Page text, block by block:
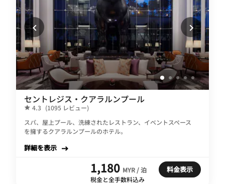
セントレジス・クアラルンプール
4.3 (1095 レビュー)
スパ、屋上プール、洗練されたレストラン、イベントスペース
を擁するクアラルンプールのホテル。
詳細を表示
1,180 MYR / 泊
税金と全手数料込み
料金表示